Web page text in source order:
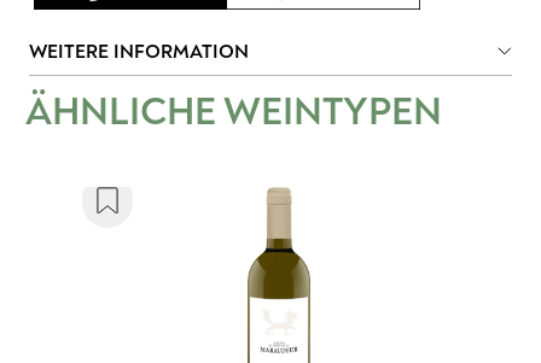
WEITERE INFORMATION
ÄHNLICHE WEINTYPEN